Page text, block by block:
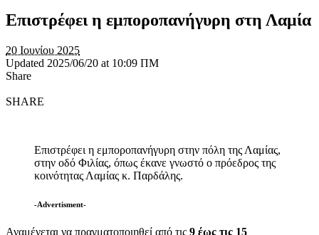
Επιστρέφει η εμποροπανήγυρη στη Λαμία
20 Ιουνίου 2025
Updated 2025/06/20 at 10:09 ΠΜ
Share
SHARE
Επιστρέφει η εμποροπανήγυρη στην πόλη της Λαμίας,
στην οδό Φιλίας, όπως έκανε γνωστό ο πρόεδρος της
κοινότητας Λαμίας κ. Παρδάλης.
-Advertisment-
Αναμένεται να πραγματοποιηθεί από τις 9 έως τις 15